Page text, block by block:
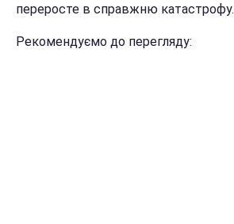
переросте в справжню катастрофу.
Рекомендуємо до перегляду: